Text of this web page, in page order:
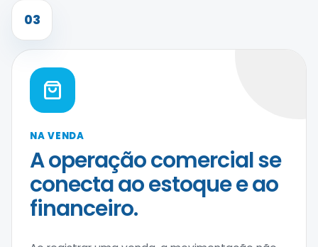
03
NA VENDA
A operação comercial se
conecta ao estoque e ao
financeiro.